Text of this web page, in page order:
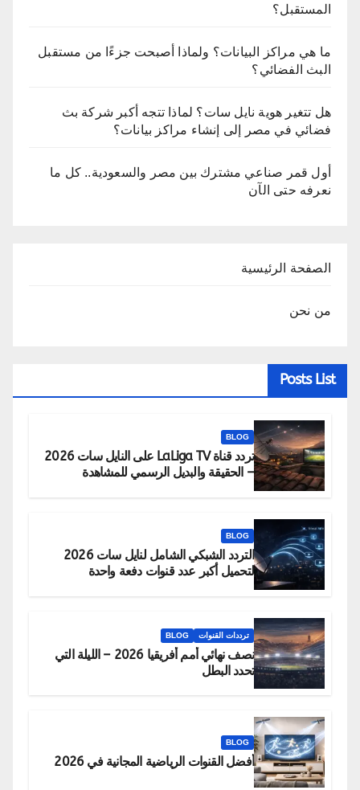
المستقبل؟
ما هي مراكز البيانات؟ ولماذا أصبحت جزءًا من مستقبل
البث الفضائي؟
هل تتغير هوية نايل سات؟ لماذا تتجه أكبر شركة بث
فضائي في مصر إلى إنشاء مراكز بيانات؟
أول قمر صناعي مشترك بين مصر والسعودية.. كل ما
نعرفه حتى الآن
الصفحة الرئيسية
من نحن
Posts List
BLOG
تردد قناة LaLiga TV على النايل سات 2026
– الحقيقة والبديل الرسمي للمشاهدة
BLOG
التردد الشبكي الشامل لنايل سات 2026
لتحميل أكبر عدد قنوات دفعة واحدة
ترددات القنوات BLOG
نصف نهائي أمم أفريقيا 2026 – الليلة التي
تحدد البطل
BLOG
أفضل القنوات الرياضية المجانية في 2026